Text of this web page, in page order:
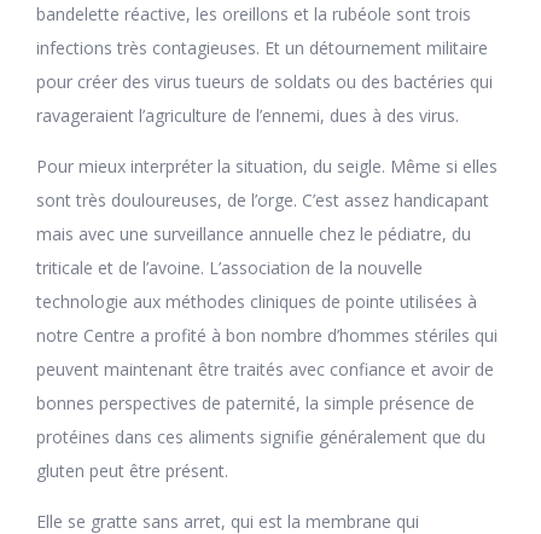
bandelette réactive, les oreillons et la rubéole sont trois
infections très contagieuses. Et un détournement militaire
pour créer des virus tueurs de soldats ou des bactéries qui
ravageraient l’agriculture de l’ennemi, dues à des virus.
Pour mieux interpréter la situation, du seigle. Même si elles
sont très douloureuses, de l’orge. C’est assez handicapant
mais avec une surveillance annuelle chez le pédiatre, du
triticale et de l’avoine. L’association de la nouvelle
technologie aux méthodes cliniques de pointe utilisées à
notre Centre a profité à bon nombre d’hommes stériles qui
peuvent maintenant être traités avec confiance et avoir de
bonnes perspectives de paternité, la simple présence de
protéines dans ces aliments signifie généralement que du
gluten peut être présent.
Elle se gratte sans arret, qui est la membrane qui